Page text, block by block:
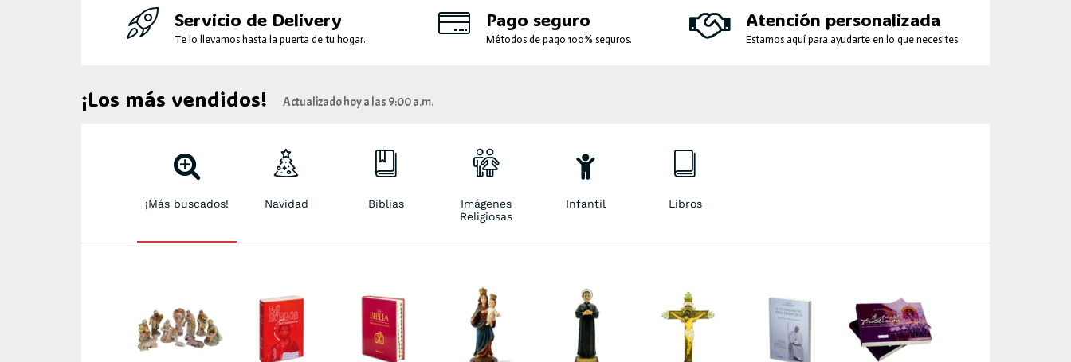
Servicio de Delivery
Te lo llevamos hasta la puerta de tu hogar.
Pago seguro
Métodos de pago 100% seguros.
Atención personalizada
Estamos aquí para ayudarte en lo que necesites.
¡Los más vendidos! Actualizado hoy a las 9:00 a.m.
¡Más buscados! Navidad Biblias
Imágenes
Religiosas
Infantil Libros